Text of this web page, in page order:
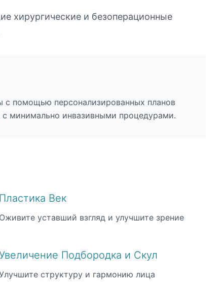
хирургические и безоперационные
с помощью персонализированных планов
минимально инвазивными процедурами.
Пластика Век
Оживите уставший взгляд и улучшите зрение
Подбородка и Скул
структуру и гармонию лица